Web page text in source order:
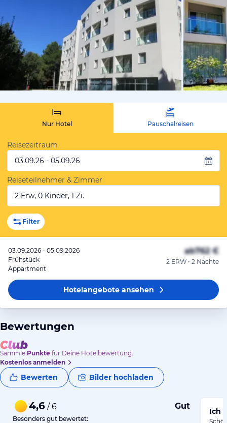
von Heike,
Nur Hotel Pauschalreisen
Reisezeitraum
03.09.26 - 05.09.26
Reiseteilnehmer & Zimmer
2 Erw, 0 Kinder, 1 Zi.
Filter
03.09.2026 - 05.09.2026
Frühstück
Appartment
ab762 €
2 ERW • 2 Nächte
Hotelangeboteansehen
Bewertungen
Sammle Punkte für Deine Hotelbewertung.
Kostenlos anmelden
Bewerten Bilder hochladen
4,6 / 6 Gut
Besonders gut bewertet:
Ich